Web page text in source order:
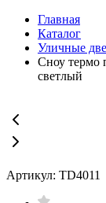
Главная
Каталог
Уличные
Сноу термо
светлый
Артикул: TD4011